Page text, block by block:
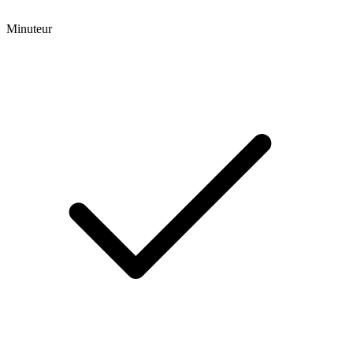
Minuteur